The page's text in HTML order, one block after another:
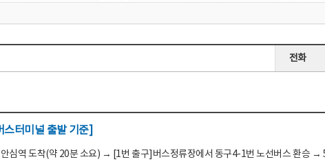
전화
스터미널 출발 기준]
심역 도착(약 20분 소요) → [1번 출구]버스정류장에서 동구4-1번 노선버스 환승 →